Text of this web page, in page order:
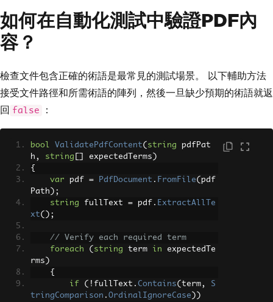
// Validate specific data
bool
d: {hasExpectedData}");
// Extract text from a specific page
(zero-indexed)
romPage(1);
// Clean up
File
driver. Quit
如何在自動化測試中驗證PDF內
容？
檢查文件包含正確的術語是最常見的測試場景。 以下輔助方法
接受文件路徑和所需術語的陣列，然後一旦缺少預期的術語就返
回 false ：
bool ValidatePdfContent( string pdfPat
h , string expectedTerms )
{
var pdf = PdfDocument . FromFile( pdf
Path );
string fullText = pdf . ExtractAllTe
xt();
// Verify each required term
foreach
( string term in expectedTe
rms )
{
if
(! fullText . Contains( term,
S
tringComparison . OrdinalIgnoreCase ))